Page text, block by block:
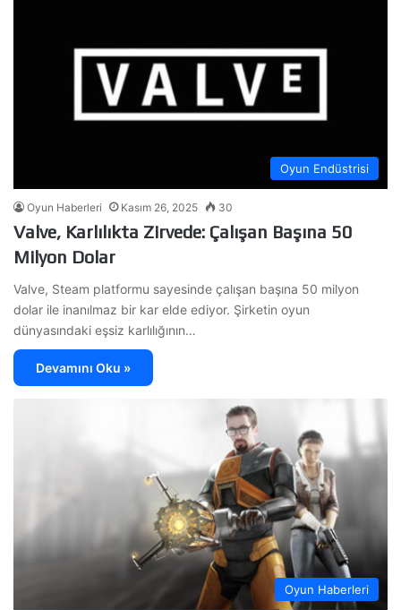
Oyun Endüstrisi
Oyun Haberleri Kasım 26, 2025 30
Valve, Karlılıkta Zirvede: Çalışan Başına 50
Milyon Dolar
Valve, Steam platformu sayesinde çalışan başına 50 milyon
dolar ile inanılmaz bir kar elde ediyor. Şirketin oyun
dünyasındaki eşsiz karlılığının…
Devamını Oku »
Oyun Haberleri